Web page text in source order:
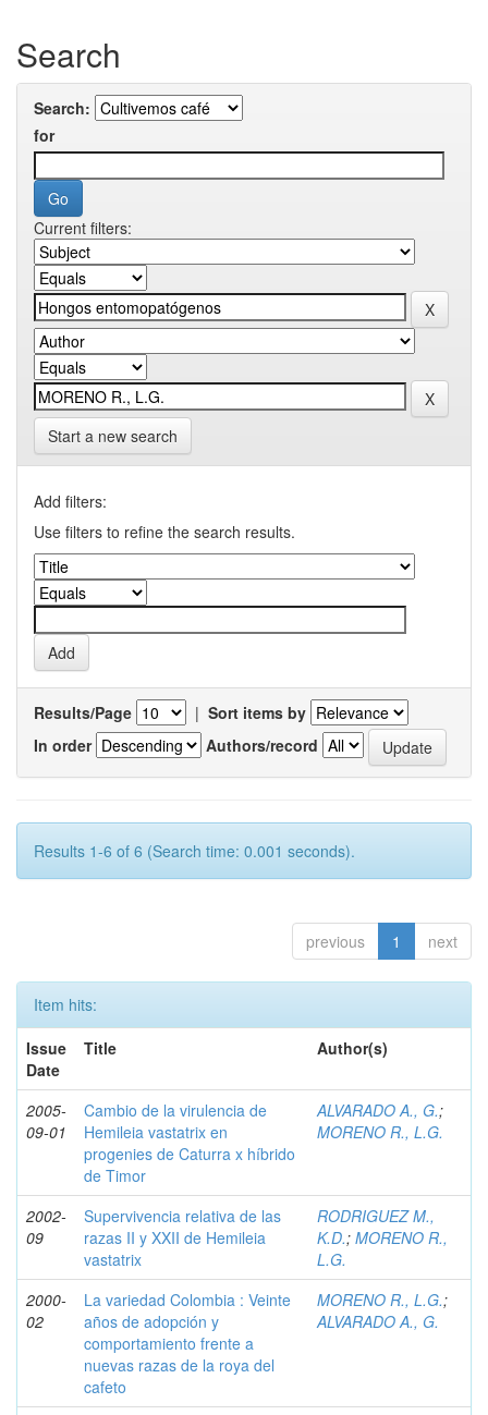
Search
Search:
for
Current filters:
Start a new search
Add filters:
Use filters to refine the search results.
Results/Page | Sort items by
In order
Authors/record
Results 1-6 of 6 (Search time: 0.001 seconds).
previous 1 next
Item hits:
Issue
Date
Title Author(s)
2005-
09-01
Cambio de la virulencia de
Hemileia vastatrix en
progenies de Caturra x híbrido
de Timor
ALVARADO A., G.;
MORENO R., L.G.
2002-
09
Supervivencia relativa de las
razas II y XXII de Hemileia
vastatrix
RODRIGUEZ M.,
K.D.; MORENO R.,
L.G.
2000-
02
La variedad Colombia : Veinte
años de adopción y
comportamiento frente a
nuevas razas de la roya del
cafeto
MORENO R., L.G.;
ALVARADO A., G.